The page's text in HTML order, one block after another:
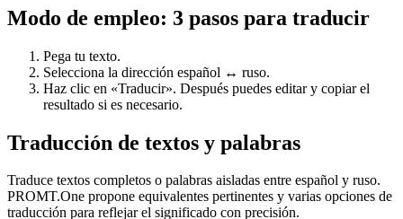
Modo de empleo: 3 pasos para traducir
Pega tu texto.
Selecciona la dirección español ↔ ruso.
Haz clic en «Traducir». Después puedes editar y copiar el
resultado si es necesario.
Traducción de textos y palabras
Traduce textos completos o palabras aisladas entre español y ruso.
PROMT.One propone equivalentes pertinentes y varias opciones de
traducción para reflejar el significado con precisión.